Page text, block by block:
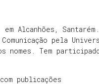
Alcanhões, Santarém.
pela
nomes. Tem
publicações